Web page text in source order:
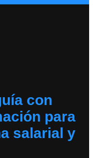
con
para
salarial y